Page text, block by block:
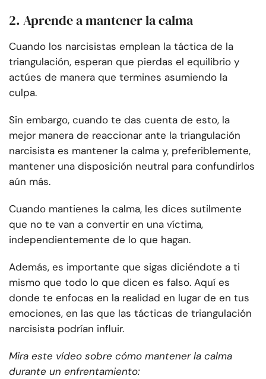
2. Aprende a mantener la calma
Cuando los narcisistas emplean la táctica de la
triangulación, esperan que pierdas el equilibrio y
actúes de manera que termines asumiendo la
culpa.
Sin embargo, cuando te das cuenta de esto, la
mejor manera de reaccionar ante la triangulación
narcisista es mantener la calma y, preferiblemente,
mantener una disposición neutral para confundirlos
aún más.
Cuando mantienes la calma, les dices sutilmente
que no te van a convertir en una víctima,
independientemente de lo que hagan.
Además, es importante que sigas diciéndote a ti
mismo que todo lo que dicen es falso. Aquí es
donde te enfocas en la realidad en lugar de en tus
emociones, en las que las tácticas de triangulación
narcisista podrían influir.
Mira este vídeo sobre cómo mantener la calma
durante un enfrentamiento: